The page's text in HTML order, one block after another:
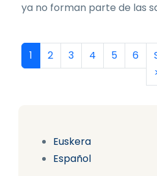
Euskera
Español
ya no forman parte de las
Paginación
Página actual
1 Página
2 Página
3 Página
4 Página
5 6